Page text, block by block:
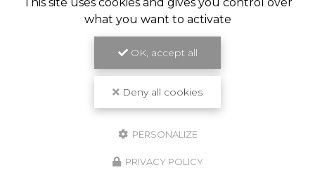
what you want to activate
OK, accept all
Deny all cookies
PERSONALIZE
PRIVACY POLICY